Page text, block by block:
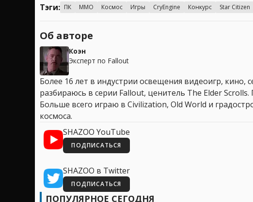
Тэги: ПК MMO Космос Игры CryEngine Конкурс Star Citizen
Об авторе
Коэн
Эксперт по Fallout
Более 16 лет в индустрии освещения видеоигр, кино,
разбираюсь в серии Fallout, ценитель The Elder
Больше всего играю в Civilization, Old World и
космоса.
SHAZOO YouTube
ПОДПИСАТЬСЯ
SHAZOO в Twitter
ПОДПИСАТЬСЯ
ПОПУЛЯРНОЕ СЕГОДНЯ